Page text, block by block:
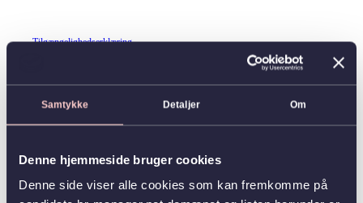
Samtykke Detaljer Om
Denne hjemmeside bruger cookies
Denne side viser alle cookies som kan fremkomme på
Tilgængelighedserklæring